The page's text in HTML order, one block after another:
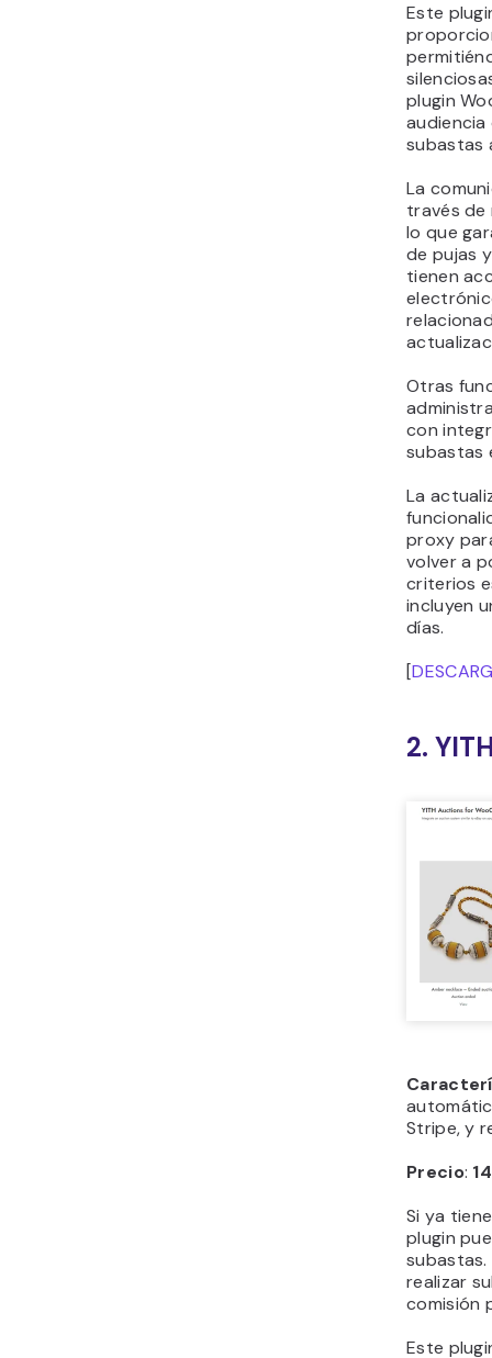
Este
plugin
subastas
La
través
lo que
de pujas
tienen
Otras
con
subastas
La
proxy
volver a
criterios
incluyen
días.
[
2.
Stripe, y
Precio:
Si ya
plugin
realizar
comisión
Este